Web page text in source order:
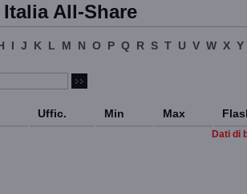
All-Share
I J K L M N O P Q R S T U V W X Y
Uffic. Min Max
Dati di